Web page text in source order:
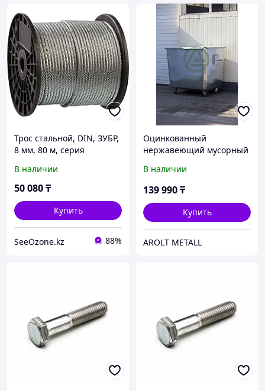
Трос стальной, DIN, ЗУБР,
8 мм, 80 м, серия
304110-08)
В наличии
50 080₸
Купить
SeeOzone.kz 88%
Оцинкованный
нержавеющий мусорный
объемом 1100 литров, на
колесах, с крышкой
В наличии
139 990₸
Купить
AROLT METALL